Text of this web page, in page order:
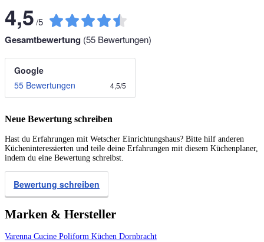
4,5/5
Gesamtbewertung (55 Bewertungen)
Google
55 Bewertungen
4,5/5
Neue Bewertung schreiben
Hast du Erfahrungen mit Wetscher Einrichtungshaus? Bitte hilf anderen
Kücheninteressierten und teile deine Erfahrungen mit diesem Küchenplaner,
indem du eine Bewertung schreibst.
Bewertung schreiben
Marken & Hersteller
Varenna Cucine Poliform Küchen Dornbracht